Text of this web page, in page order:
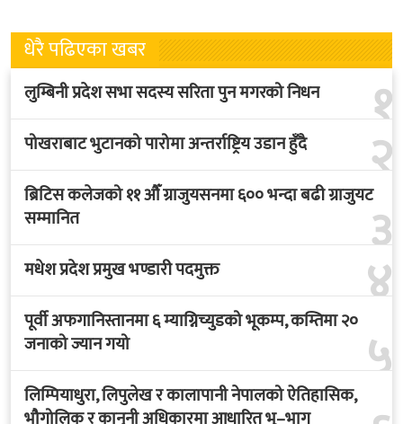
धेरै पढिएका खबर
१
लुम्बिनी प्रदेश सभा सदस्य सरिता पुन मगरको निधन
२
पोखराबाट भुटानको पारोमा अन्तर्राष्ट्रिय उडान हुँदै
३
ब्रिटिस कलेजको ११ औँ ग्राजुयसनमा ६०० भन्दा बढी ग्राजुयट
सम्मानित
४
मधेश प्रदेश प्रमुख भण्डारी पदमुक्त
५
पूर्वी अफगानिस्तानमा ६ म्याग्निच्युडको भूकम्प, कम्तिमा २०
जनाको ज्यान गयो
लिम्पियाधुरा, लिपुलेख र कालापानी नेपालको ऐतिहासिक,